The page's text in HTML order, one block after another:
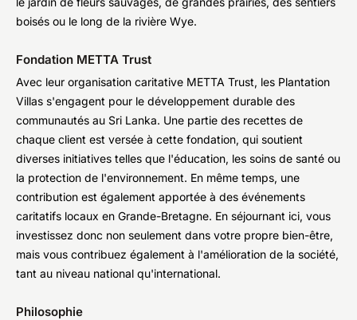
boisés ou le long de la rivière Wye.
Fondation METTA Trust
Avec leur organisation caritative METTA Trust, les Plantation
Villas s'engagent pour le développement durable des
communautés au Sri Lanka. Une partie des recettes de
chaque client est versée à cette fondation, qui soutient
diverses initiatives telles que l'éducation, les soins de santé ou
la protection de l'environnement. En même temps, une
contribution est également apportée à des événements
caritatifs locaux en Grande-Bretagne. En séjournant ici, vous
investissez donc non seulement dans votre propre bien-être,
mais vous contribuez également à l'amélioration de la société,
tant au niveau national qu'international.
Philosophie